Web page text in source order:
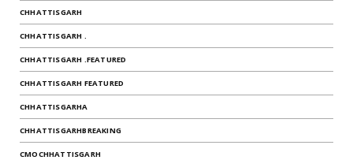
CHHATTISGARH
CHHATTISGARH .
CHHATTISGARH .FEATURED
CHHATTISGARH FEATURED
CHHATTISGARHA
CHHATTISGARHBREAKING
CMOCHHATTISGARH